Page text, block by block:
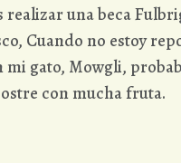
realizar una beca
Cuando no estoy
mi gato, Mowgli,
con mucha fruta.